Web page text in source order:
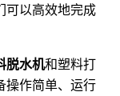
可以高效地完成
脱水机和塑料打
操作简单、运行